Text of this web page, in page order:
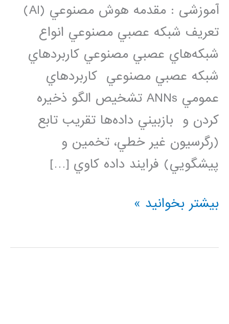
آموزشی : مقدمه هوش مصنوعي (AI)
تعريف شبکه عصبي مصنوعي انواع
شبکه‌هاي عصبي مصنوعي کاربردهاي
شبکه عصبي مصنوعي کاربردهاي
عمومي ANNs تشخيص الگو ذخيره
كردن و بازبيني داده‌ها تقريب تابع
(رگرسيون غير خطي، تخمين و
پيشگويي) فرايند داده کاوي […]
فیلم
مبانی
بیشتر بخوانید »